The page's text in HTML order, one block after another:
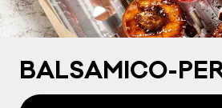
BAL­SA­MI­CO-